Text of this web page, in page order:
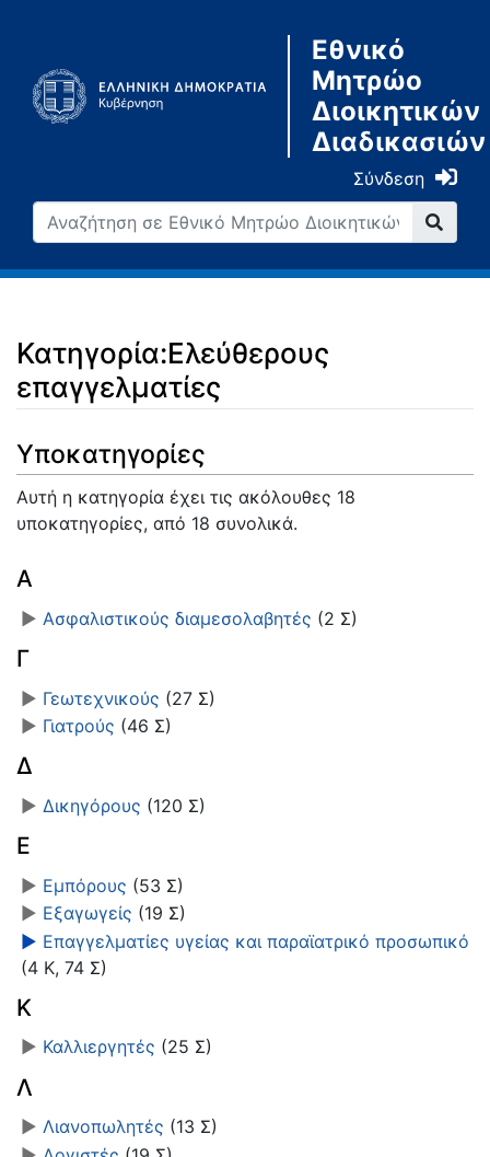
Εθνικό
Μητρώο
Διοικητικών
Διαδικασιών
Σύνδεση
Κατηγορία:Ελεύθερους
επαγγελματίες
Μετάβαση σε: πλοήγηση
Υποκατηγορίες
Αυτή η κατηγορία έχει τις ακόλουθες 18
υποκατηγορίες, από 18 συνολικά.
Α
► Ασφαλιστικούς διαμεσολαβητές (2 Σ)
Γ
► Γεωτεχνικούς (27 Σ)
► Γιατρούς (46 Σ)
Δ
► Δικηγόρους (120 Σ)
Ε
► Εμπόρους (53 Σ)
► Εξαγωγείς (19 Σ)
► Επαγγελματίες υγείας και παραϊατρικό προσωπικό
(4 Κ, 74 Σ)
Κ
► Καλλιεργητές (25 Σ)
Λ
► Λιανοπωλητές (13 Σ)